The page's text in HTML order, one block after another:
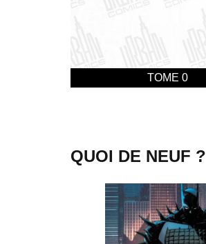
TOME 0
QUOI DE NEUF ?